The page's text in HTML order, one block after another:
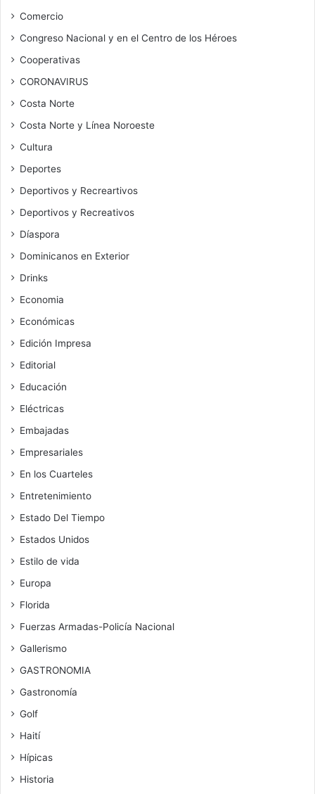
Comercio
Congreso Nacional y en el Centro de los Héroes
Cooperativas
CORONAVIRUS
Costa Norte
Costa Norte y Línea Noroeste
Cultura
Deportes
Deportivos y Recreartivos
Deportivos y Recreativos
Díaspora
Dominicanos en Exterior
Drinks
Economia
Económicas
Edición Impresa
Editorial
Educación
Eléctricas
Embajadas
Empresariales
En los Cuarteles
Entretenimiento
Estado Del Tiempo
Estados Unidos
Estilo de vida
Europa
Florida
Fuerzas Armadas-Policía Nacional
Gallerismo
GASTRONOMIA
Gastronomía
Golf
Haití
Hípicas
Historia